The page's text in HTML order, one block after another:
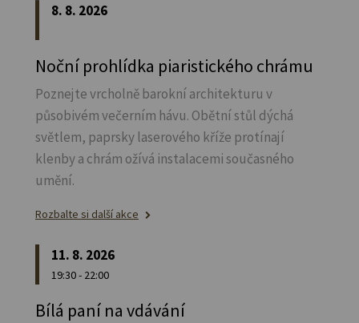
8. 8. 2026
Noční prohlídka piaristického chrámu
Poznejte vrcholně barokní architekturu v
působivém večerním hávu. Obětní stůl dýchá
světlem, paprsky laserového kříže protínají
klenby a chrám ožívá instalacemi současného
umění.
Rozbalte si další akce
11. 8. 2026
19:30 - 22:00
Bílá paní na vdávání